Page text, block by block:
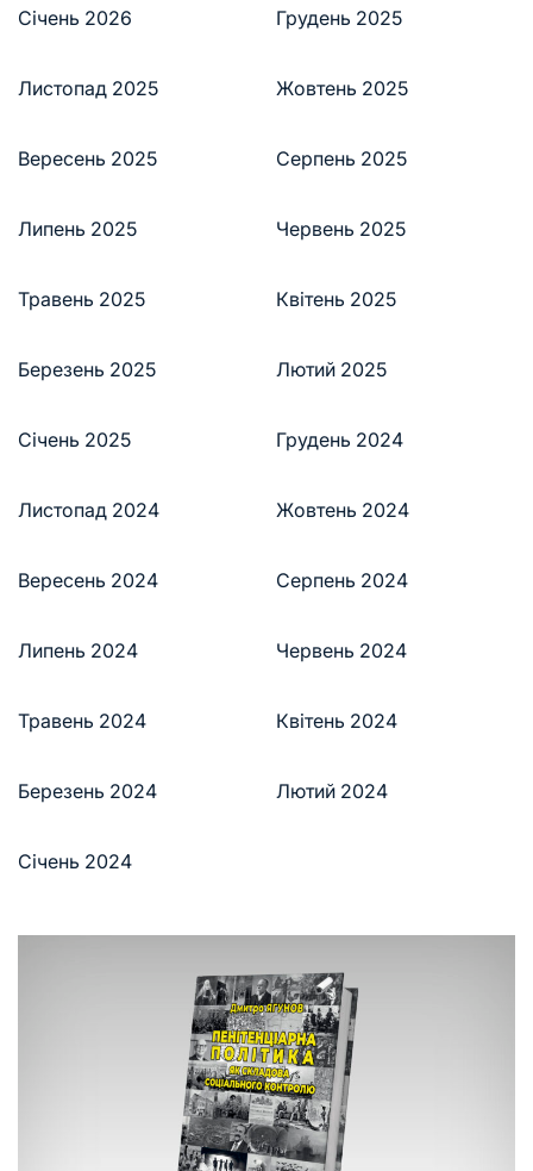
Січень 2026 Грудень 2025
Листопад 2025 Жовтень 2025
Вересень 2025 Серпень 2025
Липень 2025 Червень 2025
Травень 2025 Квітень 2025
Березень 2025 Лютий 2025
Січень 2025 Грудень 2024
Листопад 2024 Жовтень 2024
Вересень 2024 Серпень 2024
Липень 2024 Червень 2024
Травень 2024 Квітень 2024
Березень 2024 Лютий 2024
Січень 2024